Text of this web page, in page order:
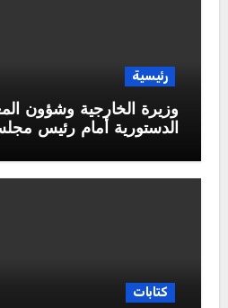
رئيسية
وزيرة الخارجية وشؤون
الدستورية أمام رئيس
كتابات